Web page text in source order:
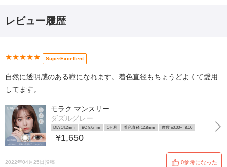
レビュー履歴
★★★★★ SuperExcellent
自然に透明感のある瞳になれます。着色直径もちょうどよくて愛用
してます。
モラク マンスリー
ダズルグレー
DIA 14.2mm BC 8.6mm 1ヶ月 着色直径 12.8mm 度数 ±0.00~ -8.00
¥1,650
2022年04月25日投稿 0参考になった